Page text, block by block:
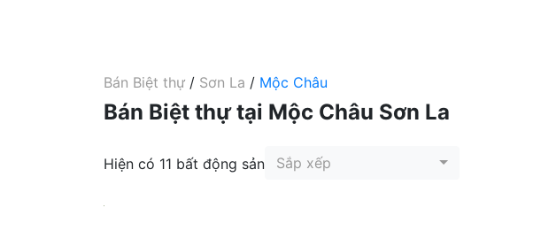
Bán Biệt thự / Sơn La / Mộc Châu
Bán Biệt thự tại Mộc Châu Sơn La
Hiện có 11 bất động sản Sắp xếp